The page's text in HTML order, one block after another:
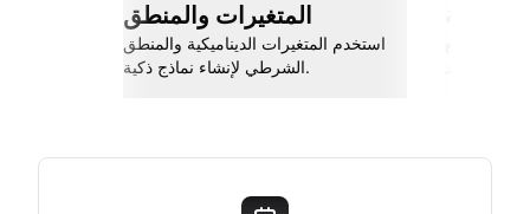
المتغيرات والمنطق
استخدم المتغيرات الديناميكية والمنطق
الشرطي لإنشاء نماذج ذكية.